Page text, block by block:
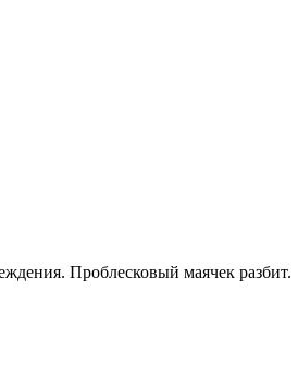
Проблесковый маячек разбит.